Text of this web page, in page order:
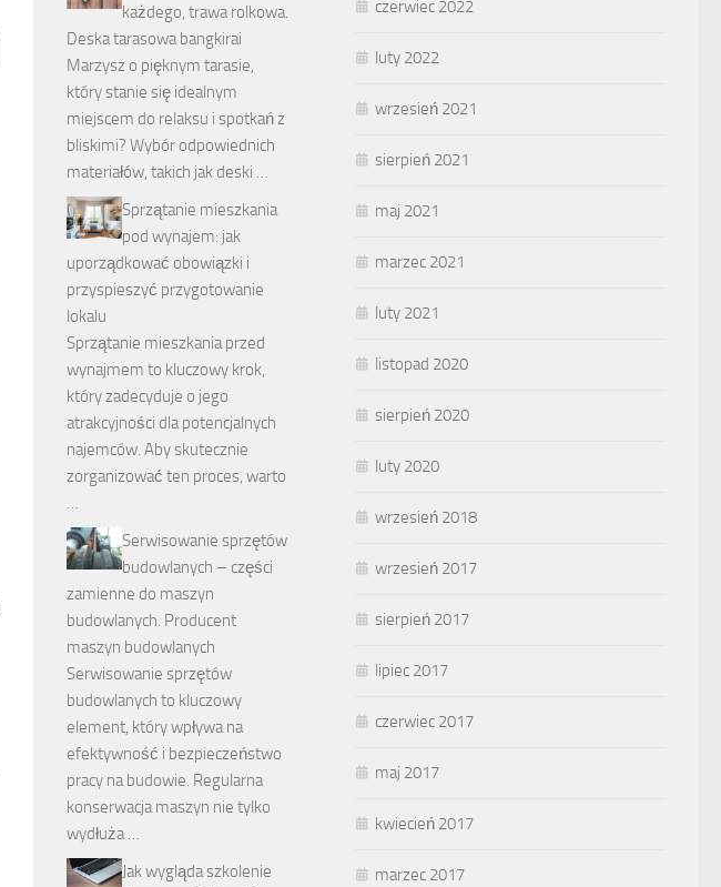
czerwiec 2022
luty 2022
wrzesień 2021
sierpień 2021
maj 2021
marzec 2021
luty 2021
listopad 2020
sierpień 2020
luty 2020
wrzesień 2018
wrzesień 2017
sierpień 2017
lipiec 2017
czerwiec 2017
maj 2017
kwiecień 2017
marzec 2017
każdego, trawa rolkowa.
Deska tarasowa bangkirai
Marzysz o pięknym tarasie,
który stanie się idealnym
miejscem do relaksu i spotkań z
bliskimi? Wybór odpowiednich
materiałów, takich jak deski …
Sprzątanie mieszkania
pod wynajem: jak
uporządkować obowiązki i
przyspieszyć przygotowanie
lokalu
Sprzątanie mieszkania przed
wynajmem to kluczowy krok,
który zadecyduje o jego
atrakcyjności dla potencjalnych
najemców. Aby skutecznie
zorganizować ten proces, warto
…
Serwisowanie sprzętów
budowlanych – części
zamienne do maszyn
budowlanych. Producent
maszyn budowlanych
Serwisowanie sprzętów
budowlanych to kluczowy
element, który wpływa na
efektywność i bezpieczeństwo
pracy na budowie. Regularna
konserwacja maszyn nie tylko
wydłuża …
Jak wygląda szkolenie